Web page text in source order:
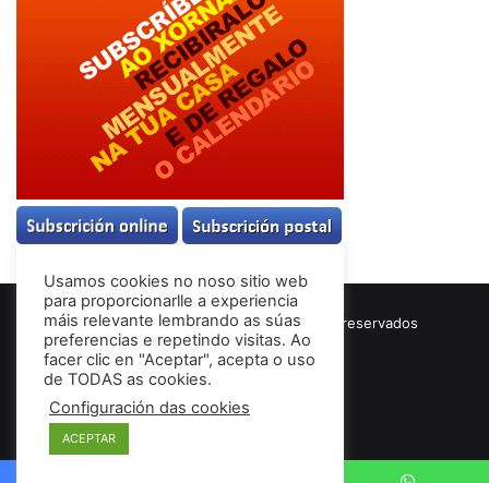
© Copyright 2026, Todos los derechos reservados
Términos & Condiciones
Usamos cookies no noso sitio web
para proporcionarlle a experiencia
máis relevante lembrando as súas
preferencias e repetindo visitas. Ao
facer clic en "Aceptar", acepta o uso
de TODAS as cookies.
Configuración das cookies
ACEPTAR